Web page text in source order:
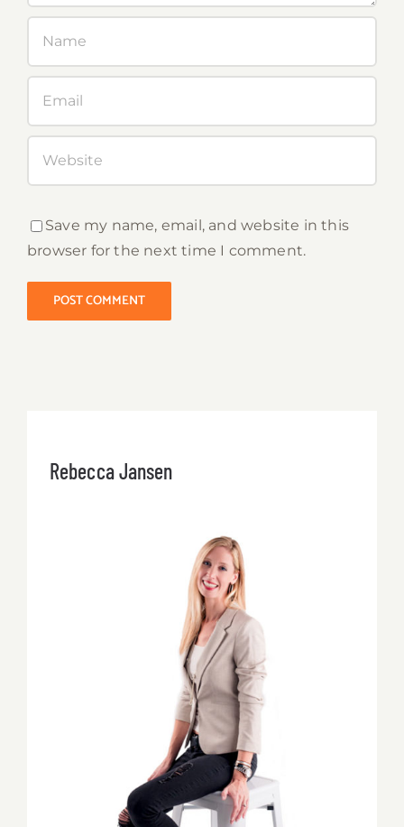
Save my name, email, and website in this
browser for the next time I comment.
Rebecca Jansen